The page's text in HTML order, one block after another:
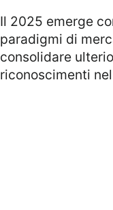
Il 2025 emerge come anno di grande fermento e innovazione nel settore videoludico, con titoli che modificano i
paradigmi di
consolidare
riconoscimenti